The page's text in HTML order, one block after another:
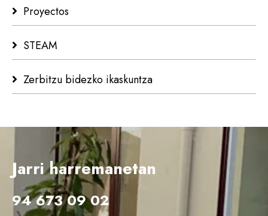
Proyectos
STEAM
Zerbitzu bidezko ikaskuntza
Jarri harremanetan
94 673 09 02